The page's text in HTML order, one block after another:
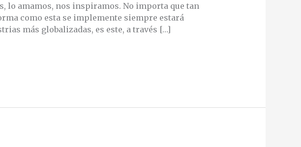
lo amamos, nos inspiramos. No importa que tan
como esta se implemente siempre estará
más globalizadas, es este, a través […]